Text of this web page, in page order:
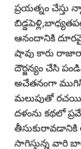
ప్రయత్నం చేస్తు
ఆనందానికి
షావు కారు
దౌర్జన్యం చేసి
అచేతనంగా
మలుపుతో రచయిత
దళంను కథలో
తీసుకురావడానికి
సాగిస్తున్న వారి